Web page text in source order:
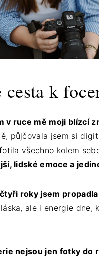
k
v ruce mě moji blízcí
půjčovala jsem si
všechno kolem
lidské emoce a
roky jsem
ale i energie
nejsou jen fotky do